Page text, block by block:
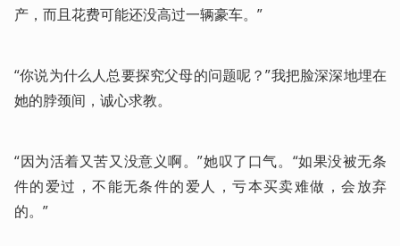
产，而且花费可能还没高过一辆豪车。”
“你说为什么人总要探究父母的问题呢？”我把脸深深地埋在
她的脖颈间，诚心求教。
“因为活着又苦又没意义啊。”她叹了口气。“如果没被无条
件的爱过，不能无条件的爱人，亏本买卖难做，会放弃
的。”